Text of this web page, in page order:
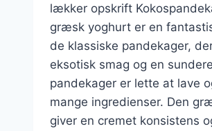
lækker opskrift
græsk yoghurt er en
de klassiske pandekager,
eksotisk smag og en
pandekager er lette at lave
mange ingredienser. Den
giver en cremet konsistens